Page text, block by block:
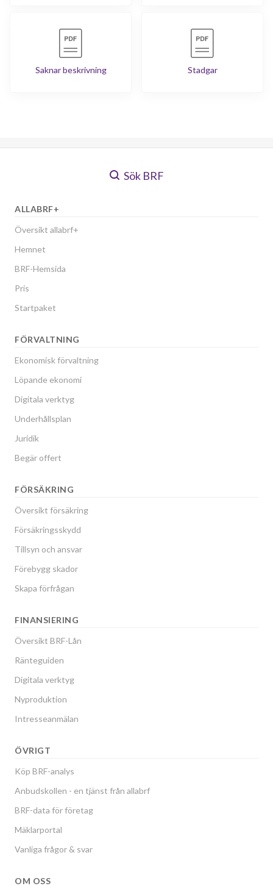
Saknar beskrivning Stadgar
Sök BRF
ALLABRF+
Översikt allabrf+
Hemnet
BRF-Hemsida
Pris
Startpaket
FÖRVALTNING
Ekonomisk förvaltning
Löpande ekonomi
Digitala verktyg
Underhållsplan
Juridik
Begär offert
FÖRSÄKRING
Översikt försäkring
Försäkringsskydd
Tillsyn och ansvar
Förebygg skador
Skapa förfrågan
FINANSIERING
Översikt BRF-Lån
Ränteguiden
Digitala verktyg
Nyproduktion
Intresseanmälan
ÖVRIGT
Köp BRF-analys
Anbudskollen - en tjänst från allabrf
BRF-data för företag
Mäklarportal
Vanliga frågor & svar
OM OSS